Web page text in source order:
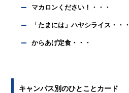
マカロンください！・・・
「たまには」ハヤシライス・・・
からあげ定食・・・
キャンパス別のひとことカード